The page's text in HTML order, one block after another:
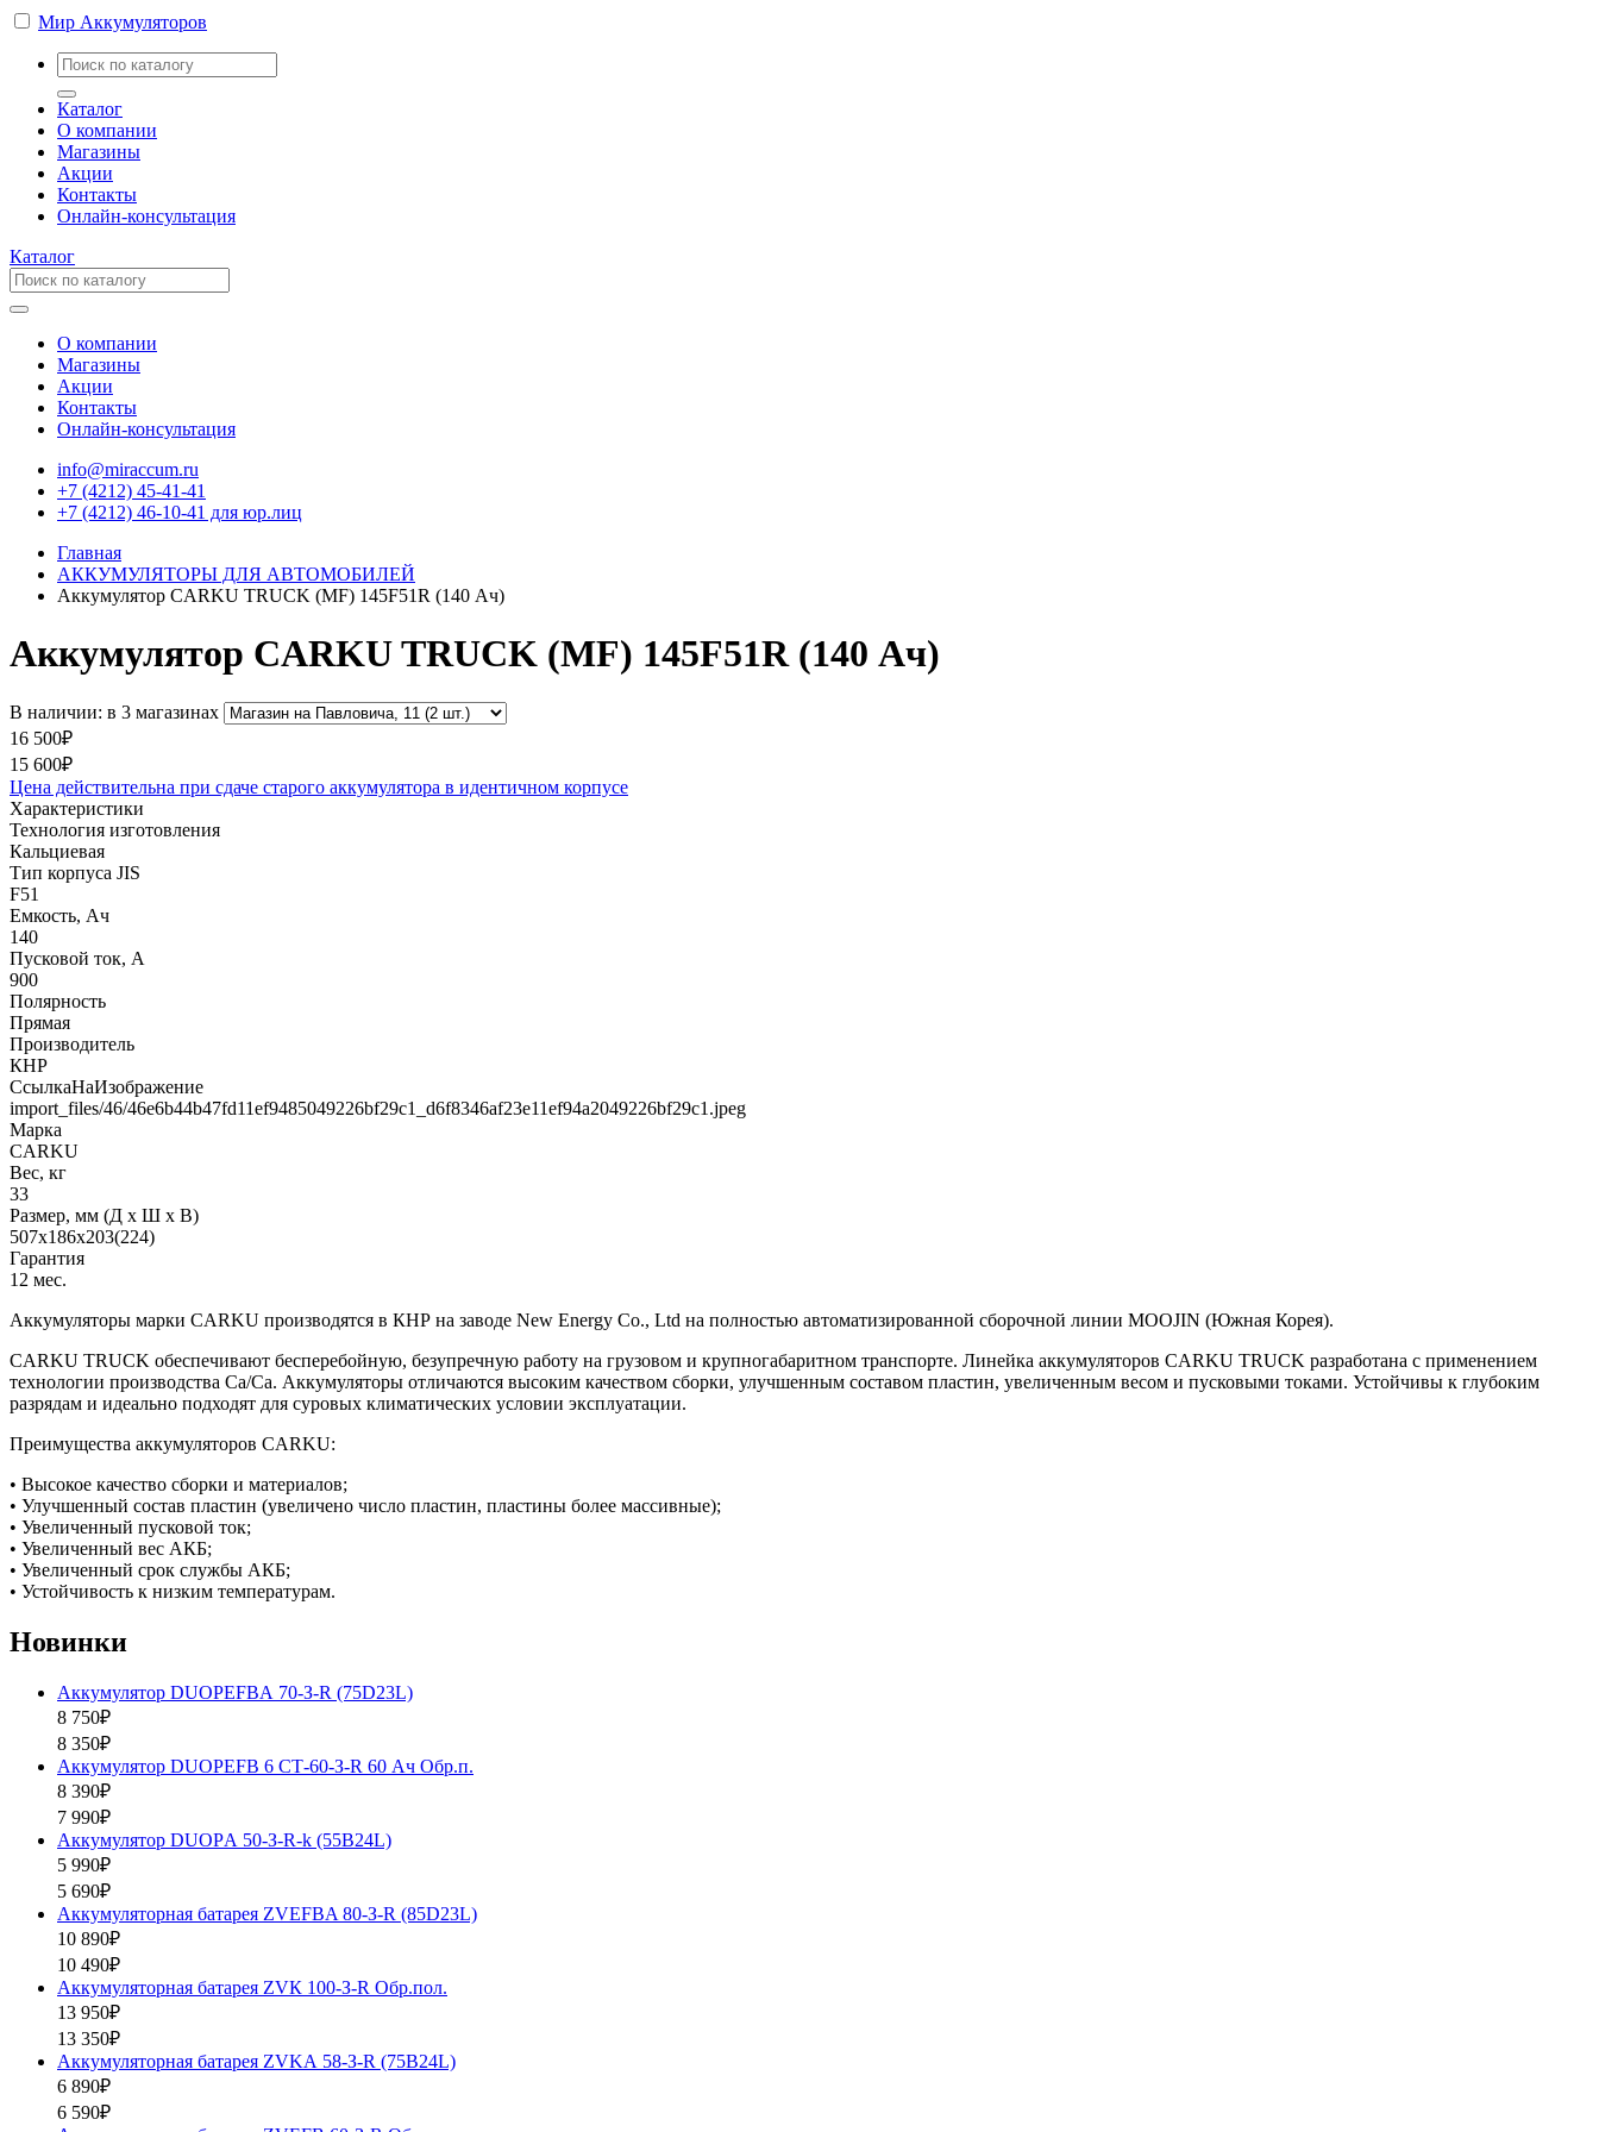
Мир Аккумуляторов
Каталог
О компании
Магазины
Акции
Контакты
Онлайн-консультация
Каталог
О компании
Магазины
Акции
Контакты
Онлайн-консультация
info@miraccum.ru
+7 (4212) 45-41-41
+7 (4212) 46-10-41 для юр.лиц
Главная
АККУМУЛЯТОРЫ ДЛЯ АВТОМОБИЛЕЙ
Аккумулятор CARKU TRUCK (MF) 145F51R (140 Ач)
Аккумулятор CARKU TRUCK (MF) 145F51R (140 Ач)
В наличии: в 3 магазинах
16 500₽
15 600₽
Цена действительна при сдаче старого аккумулятора в идентичном корпусе
Характеристики
Технология изготовления
Кальциевая
Тип корпуса JIS
F51
Емкость, Ач
140
Пусковой ток, А
900
Полярность
Прямая
Производитель
КНР
СсылкаНаИзображение
import_files/46/46e6b44b47fd11ef9485049226bf29c1_d6f8346af23e11ef94a2049226bf29c1.jpeg
Марка
CARKU
Вес, кг
33
Размер, мм (Д x Ш x В)
507х186х203(224)
Гарантия
12 мес.
Аккумуляторы марки CARKU производятся в КНР на заводе New Energy Co., Ltd на полностью автоматизированной сборочной линии MOOJIN (Южная Корея).
CARKU TRUCK обеспечивают бесперебойную, безупречную работу на грузовом и крупногабаритном транспорте. Линейка аккумуляторов CARKU TRUCK разработана с применением
технологии производства Са/Ca. Аккумуляторы отличаются высоким качеством сборки, улучшенным составом пластин, увеличенным весом и пусковыми токами. Устойчивы к глубоким
разрядам и идеально подходят для суровых климатических условии эксплуатации.
Преимущества аккумуляторов CARKU:
• Высокое качество сборки и материалов;
• Улучшенный состав пластин (увеличено число пластин, пластины более массивные);
• Увеличенный пусковой ток;
• Увеличенный вес АКБ;
• Увеличенный срок службы АКБ;
• Устойчивость к низким температурам.
Новинки
Аккумулятор DUOPEFBА 70-З-R (75D23L)
8 750₽
8 350₽
Аккумулятор DUOPEFB 6 СТ-60-З-R 60 Ач Обр.п.
8 390₽
7 990₽
Аккумулятор DUOPА 50-З-R-k (55B24L)
5 990₽
5 690₽
Аккумуляторная батарея ZVEFBA 80-З-R (85D23L)
10 890₽
10 490₽
Аккумуляторная батарея ZVК 100-З-R Обр.пол.
13 950₽
13 350₽
Аккумуляторная батарея ZVKА 58-З-R (75B24L)
6 890₽
6 590₽